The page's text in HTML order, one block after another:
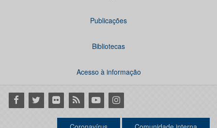
Publicações
Bibliotecas
Acesso à informação
Facebook
Twitter Flickr RSS YoutubeInstagram